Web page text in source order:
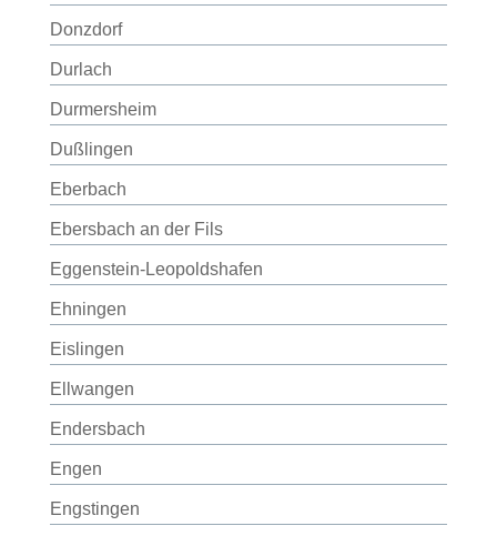
Donzdorf
Durlach
Durmersheim
Dußlingen
Eberbach
Ebersbach an der Fils
Eggenstein-Leopoldshafen
Ehningen
Eislingen
Ellwangen
Endersbach
Engen
Engstingen